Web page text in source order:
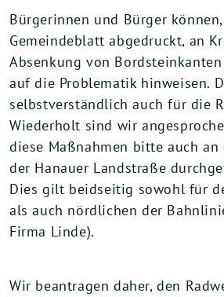
Bürgerinnen und Bürger
Gemeindeblatt abgedruckt, an
Absenkung von
auf die Problematik hinweisen.
selbstverständlich auch für die
Wiederholt sind wir
diese Maßnahmen bitte auch an
der Hanauer Landstraße
Dies gilt beidseitig sowohl für
als auch nördlichen der
Firma Linde).
Wir beantragen daher, den